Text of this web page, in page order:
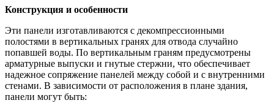
Конструкция и особенности
Эти панели изготавливаются с декомпрессионными
полостями в вертикальных гранях для отвода случайно
попавшей воды. По вертикальным граням предусмотрены
арматурные выпуски и гнутые стержни, что обеспечивает
надежное сопряжение панелей между собой и с внутренними
стенами. В зависимости от расположения в плане здания,
панели могут быть: